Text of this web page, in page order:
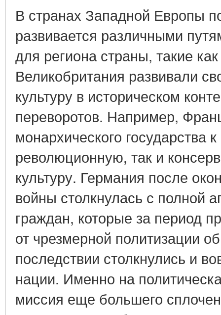
В странах Западной Европы
развивается различными
для региона страны, такие
Великобритания развивали
культуру в историческом
переворотов. Например,
монархического государства
революционную, так и
культуру. Германия после
войны столкнулась с полной
граждан, которые за период
от чрезмерной политизации
последствии столкнулись и
нации. Именно на
миссия еще большего